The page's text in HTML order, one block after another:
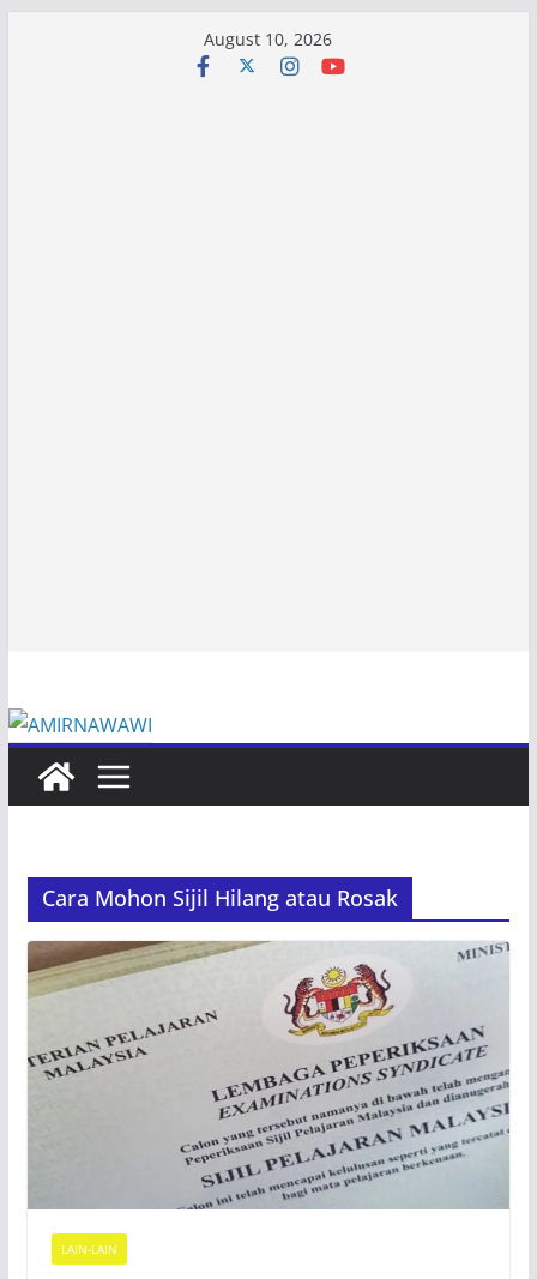
August 10, 2026
Cara Mohon Sijil Hilang atau Rosak
LAIN-LAIN